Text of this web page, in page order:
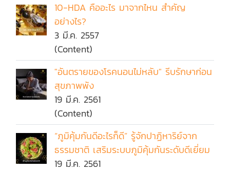
10-HDA คืออะไร มาจากไหน สำคัญ
อย่างไร?
3 มี.ค. 2557
(Content)
"อันตรายของโรคนอนไม่หลับ" รีบรักษาก่อน
สุขภาพพัง
19 มี.ค. 2561
(Content)
“ภูมิคุ้มกันดีอะไรก็ดี” รู้จักปาฏิหาริย์จาก
ธรรมชาติ เสริมระบบภูมิคุ้มกันระดับดีเยี่ยม
19 มี.ค. 2561